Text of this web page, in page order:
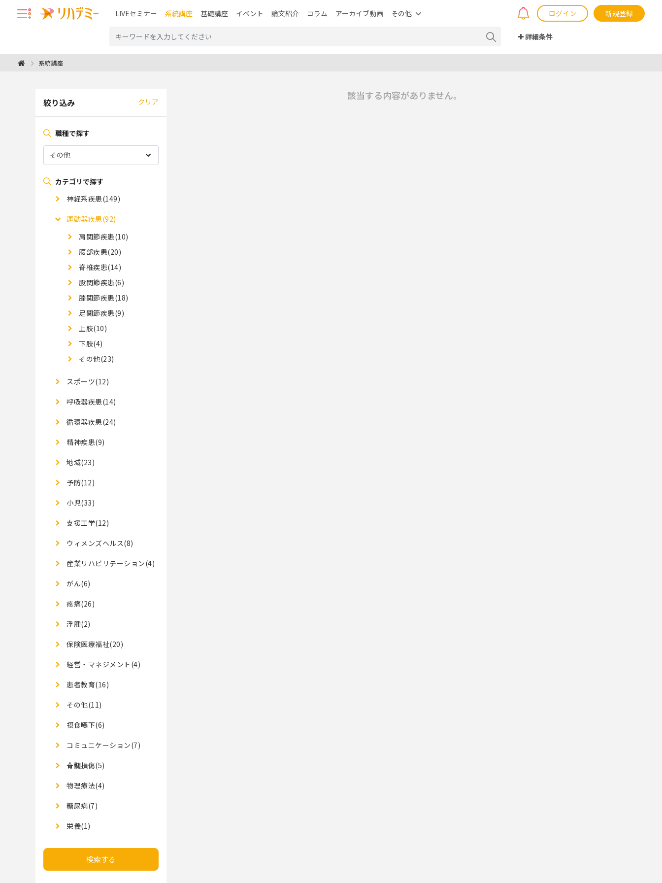
LIVEセミナー 系統講座 基礎講座 イベント 論文紹介 コラム アーカイブ動画 その他 ログイン 新規登録
詳細条件
系統講座
絞り込み クリア
職種で探す
カテゴリで探す
神経系疾患(149)
運動器疾患(92)
肩関節疾患(10)
腰部疾患(20)
脊椎疾患(14)
股関節疾患(6)
膝関節疾患(18)
足関節疾患(9)
上肢(10)
下肢(4)
その他(23)
スポーツ(12)
呼吸器疾患(14)
循環器疾患(24)
精神疾患(9)
地域(23)
予防(12)
小児(33)
支援工学(12)
ウィメンズヘルス(8)
産業リハビリテーション(4)
がん(6)
疼痛(26)
浮腫(2)
保険医療福祉(20)
経営・マネジメント(4)
患者教育(16)
その他(11)
摂食嚥下(6)
コミュニケーション(7)
脊髄損傷(5)
物理療法(4)
糖尿病(7)
栄養(1)
検索する
該当する内容がありません。